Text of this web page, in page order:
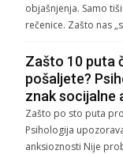
objašnjenja. Samo
rečenice. Zašto nas
Zašto 10 puta
pošaljete?
znak socijalne
Zašto po sto puta
Psihologija
anksioznosti Nije